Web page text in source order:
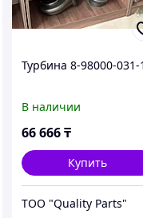
Турбина 8-98000-031-1
В наличии
66 666₸
Купить
ТОО "Quality Parts"